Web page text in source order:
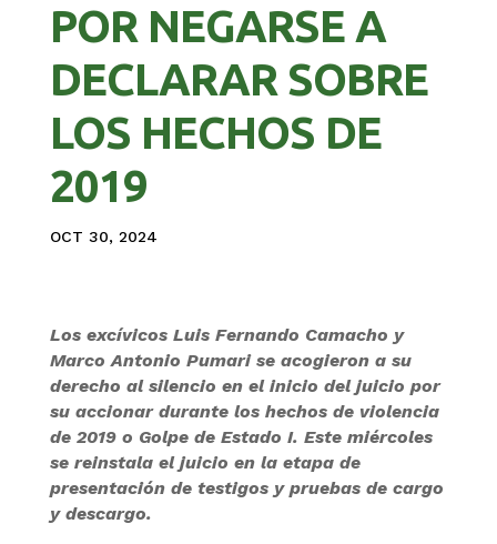
POR NEGARSE A
DECLARAR SOBRE
LOS HECHOS DE
2019
OCT 30, 2024
Los excívicos Luis Fernando Camacho y
Marco Antonio Pumari se acogieron a su
derecho al silencio en el inicio del juicio por
su accionar durante los hechos de violencia
de 2019 o Golpe de Estado I. Este miércoles
se reinstala el juicio en la etapa de
presentación de testigos y pruebas de cargo
y descargo.